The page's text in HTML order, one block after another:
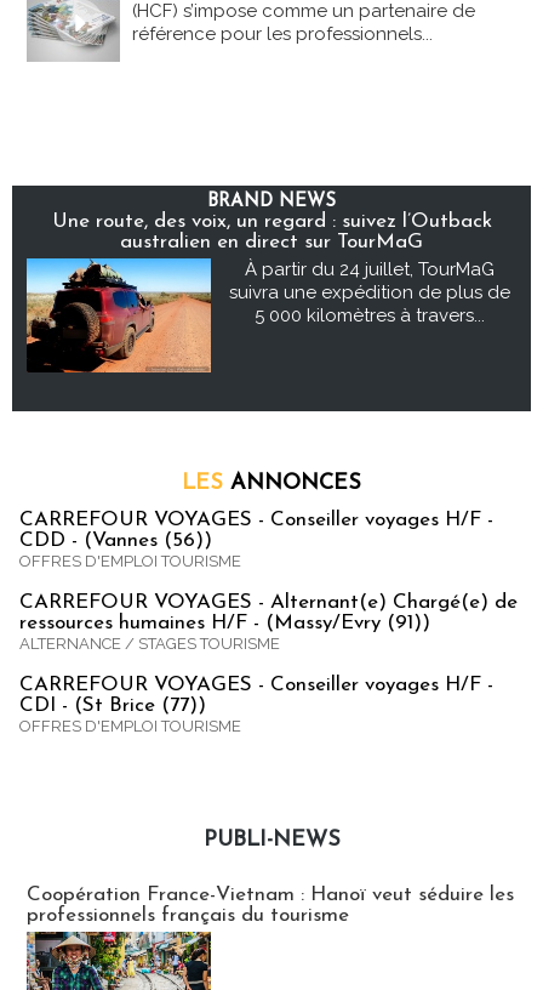
(HCF) s’impose comme un partenaire de
référence pour les professionnels...
BRAND NEWS
Une route, des voix, un regard : suivez l’Outback
australien en direct sur TourMaG
À partir du 24 juillet, TourMaG
suivra une expédition de plus de
5 000 kilomètres à travers...
LES ANNONCES
CARREFOUR VOYAGES - Conseiller voyages H/F -
CDD - (Vannes (56))
OFFRES D'EMPLOI TOURISME
CARREFOUR VOYAGES - Alternant(e) Chargé(e) de
ressources humaines H/F - (Massy/Evry (91))
ALTERNANCE / STAGES TOURISME
CARREFOUR VOYAGES - Conseiller voyages H/F -
CDI - (St Brice (77))
OFFRES D'EMPLOI TOURISME
PUBLI-NEWS
Coopération France-Vietnam : Hanoï veut séduire les
professionnels français du tourisme